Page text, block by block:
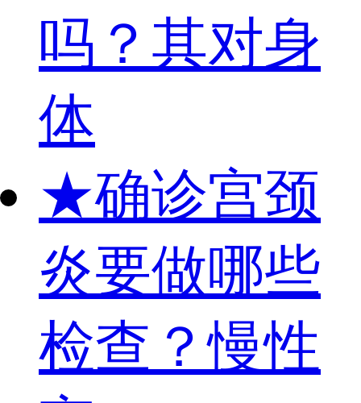
吗？其对身
体
★确诊宫颈
炎要做哪些
检查？慢性